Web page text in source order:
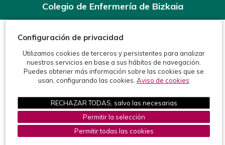
Colegio de Enfermería de Bizkaia
Rodríguez Arias, 6-1º - 48008 Bilbao (BIZKAIA)
Teléfonos: 944 15 11 99
Fax: 944 15 54 92
info@enfermeriabizkaia.org
©2026 Colegio de Enfermería de Bizkaia
Protección de datos
Política de cookies
Configuración de privacidad
Utilizamos cookies de terceros y persistentes para analizar
nuestros servicios en base a sus hábitos de navegación.
Puedes obtener más información sobre las cookies que se
usan, configurando las cookies. Aviso de cookies
RECHAZAR TODAS, salvo las necesarias
Permitir la selección
Permitir todas las cookies